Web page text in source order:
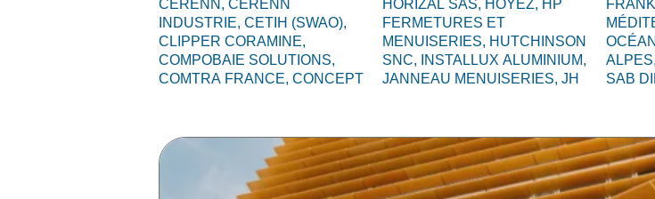
CERENN, CERENN
INDUSTRIE, CETIH (SWAO),
CLIPPER CORAMINE,
COMPOBAIE SOLUTIONS,
COMTRA FRANCE, CONCEPT
HORIZAL SAS, HOYEZ, HP
FERMETURES ET
MENUISERIES, HUTCHINSON
SNC,
INSTALLUX ALUMINIUM,
JANNEAU MENUISERIES, JH
ALPES,
SAB